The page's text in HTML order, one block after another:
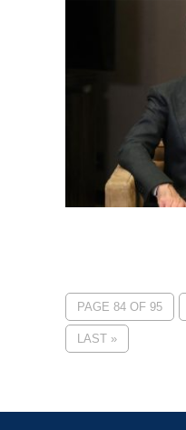
PAGE 84 OF 95
LAST »